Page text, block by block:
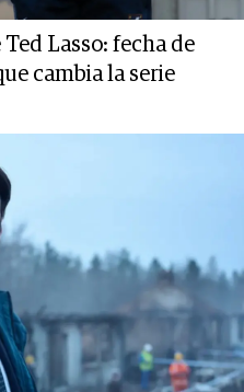
Lasso: fecha de
cambia la serie